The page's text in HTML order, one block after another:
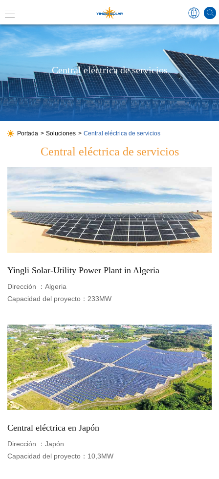
Global
中国
Spain
Poland
Central eléctrica de servicios
Portada Soluciones Central eléctrica de servicios
Central eléctrica de servicios
Yingli Solar-Utility Power Plant in Algeria
Dirección ： Algeria
Capacidad del proyecto： 233MW
Central eléctrica en Japón
Dirección ： Japón
Capacidad del proyecto： 10,3MW